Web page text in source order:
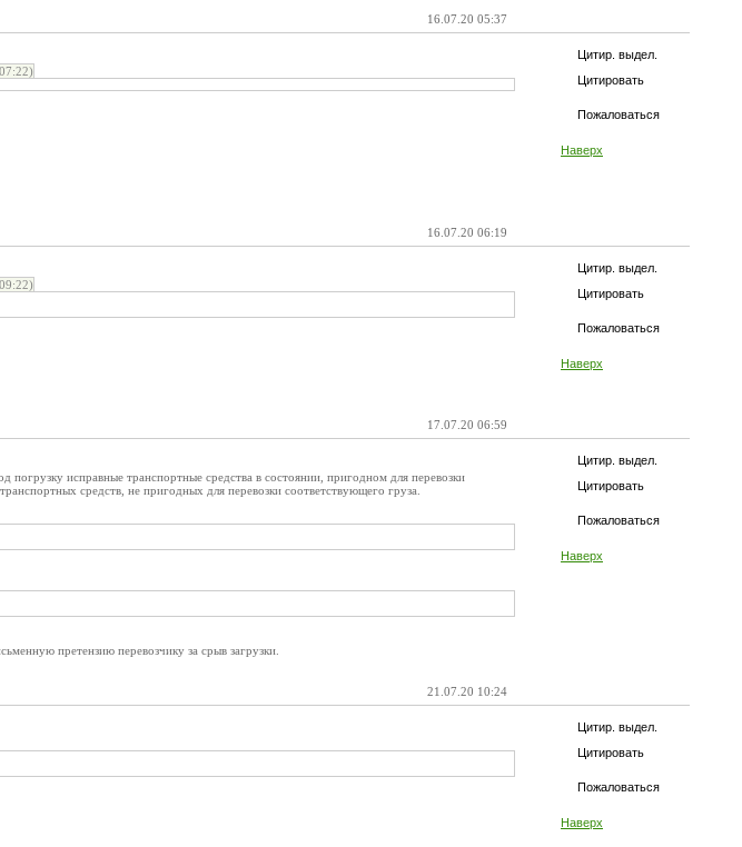
16.07.20 05:37
Цитир. выдел.
Цитировать
Пожаловаться
Наверх
16.07.20 06:19
Цитир. выдел.
Цитировать
Пожаловаться
Наверх
17.07.20 06:59
Цитир. выдел.
Цитировать
Пожаловаться
Наверх
исправные транспортные средства в состоянии, пригодном для перевозки
средств, не пригодных для перевозки соответствующего груза.
претензию перевозчику за срыв загрузки.
21.07.20 10:24
Цитир. выдел.
Цитировать
Пожаловаться
Наверх